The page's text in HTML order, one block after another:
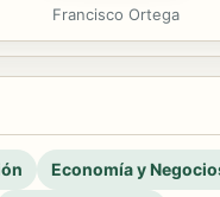
Francisco Ortega
Economía y